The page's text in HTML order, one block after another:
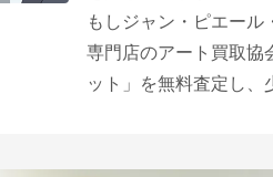
もしジャン・ピエー
専門店のアート買取協
ット」を無料査定し、